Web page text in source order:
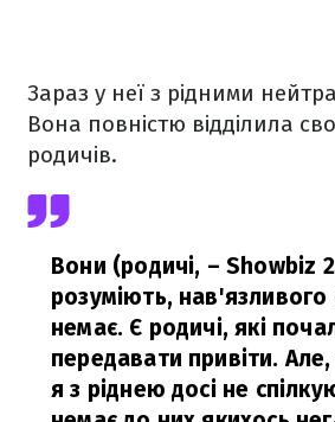
Зараз у неї з рідними
Вона повністю відділила
родичів.
Вони (родичі, – Showbiz
розуміють, нав'язливого
немає. Є родичі, які
передавати привіти.
я з ріднею досі не